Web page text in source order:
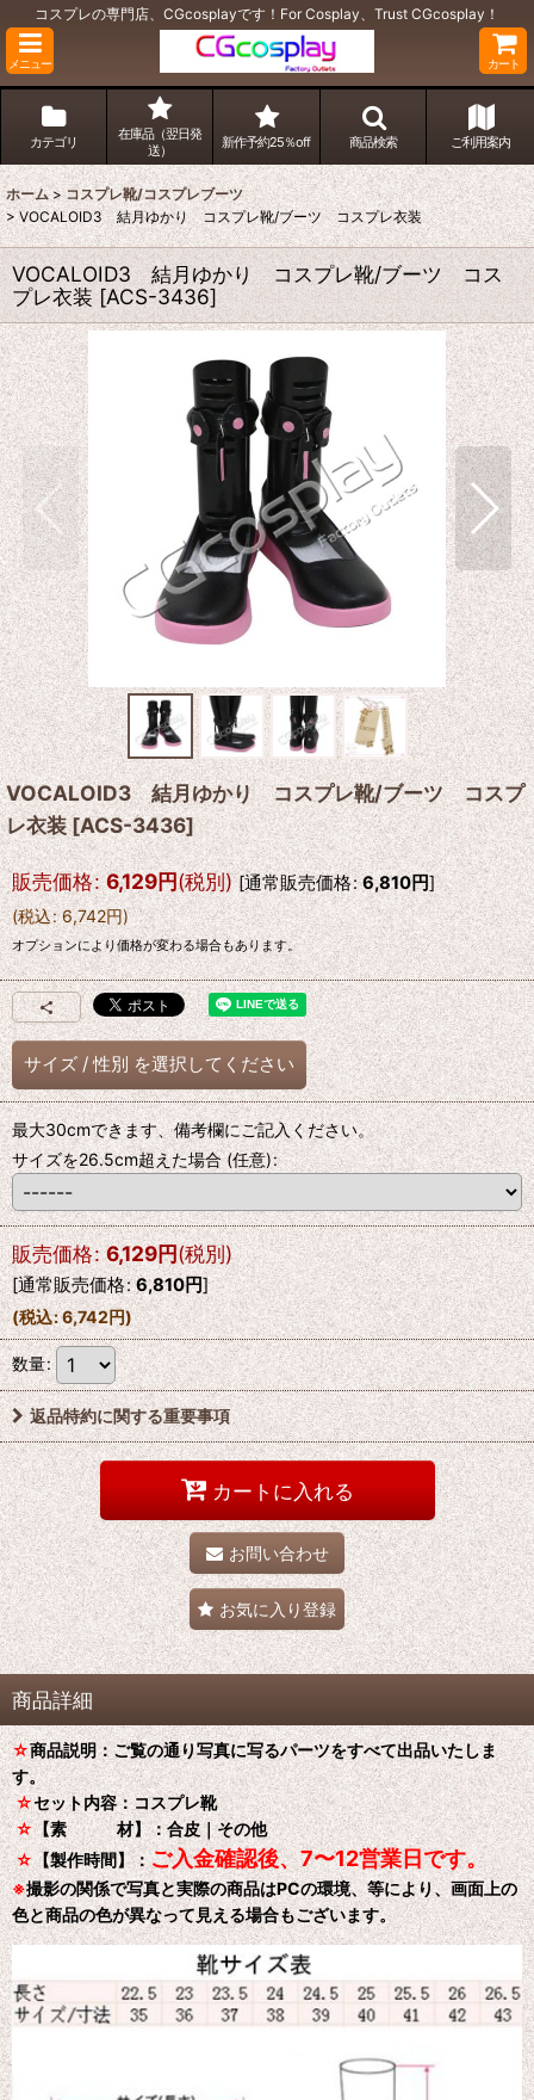
コスプレの専門店、CGcosplayです！For Cosplay、Trust CGcosplay！
メニュー カート
カテゴリ
在庫品（翌日発
送）
新作予約25％off 商品検索 ご利用案内
ホーム > コスプレ靴/コスプレブーツ
> VOCALOID3 結月ゆかり コスプレ靴/ブーツ コスプレ衣装
VOCALOID3 結月ゆかり コスプレ靴/ブーツ コス
プレ衣装 [ACS-3436]
VOCALOID3 結月ゆかり コスプレ靴/ブーツ コスプ
レ衣装[ACS-3436]
販売価格: 6,129円(税別) [通常販売価格: 6,810円]
(税込: 6,742円)
オプションにより価格が変わる場合もあります。
サイズ / 性別 を選択してください
最大30cmできます、備考欄にご記入ください。
サイズを26.5cm超えた場合(任意):
販売価格: 6,129円(税別)
[通常販売価格: 6,810円]
(税込:6,742円)
数量:
返品特約に関する重要事項
カートに入れる
お問い合わせ
お気に入り登録
商品詳細
☆商品説明：ご覧の通り写真に写るパーツをすべて出品いたしま
す。
☆セット内容：コスプレ靴
☆【素 材】：合皮｜その他
☆【製作時間】：ご入金確認後、7〜12営業日です。
※撮影の関係で写真と実際の商品はPCの環境、等により、画面上の
色と商品の色が異なって見える場合もございます。